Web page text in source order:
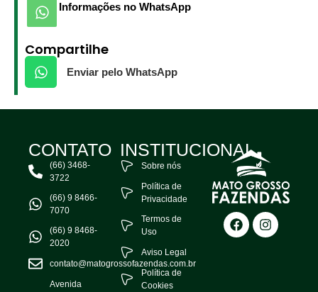
Informações no WhatsApp
Compartilhe
Enviar pelo WhatsApp
CONTATO
(66) 3468-
3722
(66) 9 8466-
7070
(66) 9 8468-
2020
contato@matogrossofazendas.com.br
Avenida
INSTITUCIONAL
Sobre nós
Política de
Privacidade
Termos de
Uso
Aviso Legal
Política de
Cookies